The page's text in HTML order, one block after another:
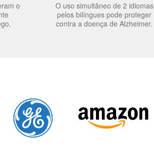
o
O uso simultâneo de 2 idiomas
pelos bilíngues pode proteger
contra a doença de Alzheimer.